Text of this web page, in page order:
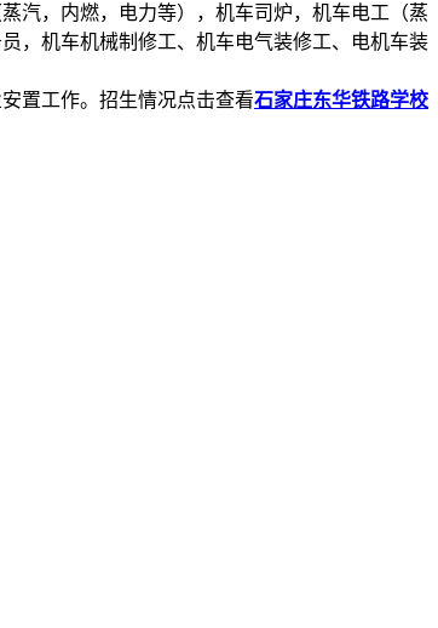
汽，内燃，电力等），机车司炉，机车电工（蒸
，机车机械制修工、机车电气装修工、电机车装
置工作。招生情况点击查看石家庄东华铁路学校